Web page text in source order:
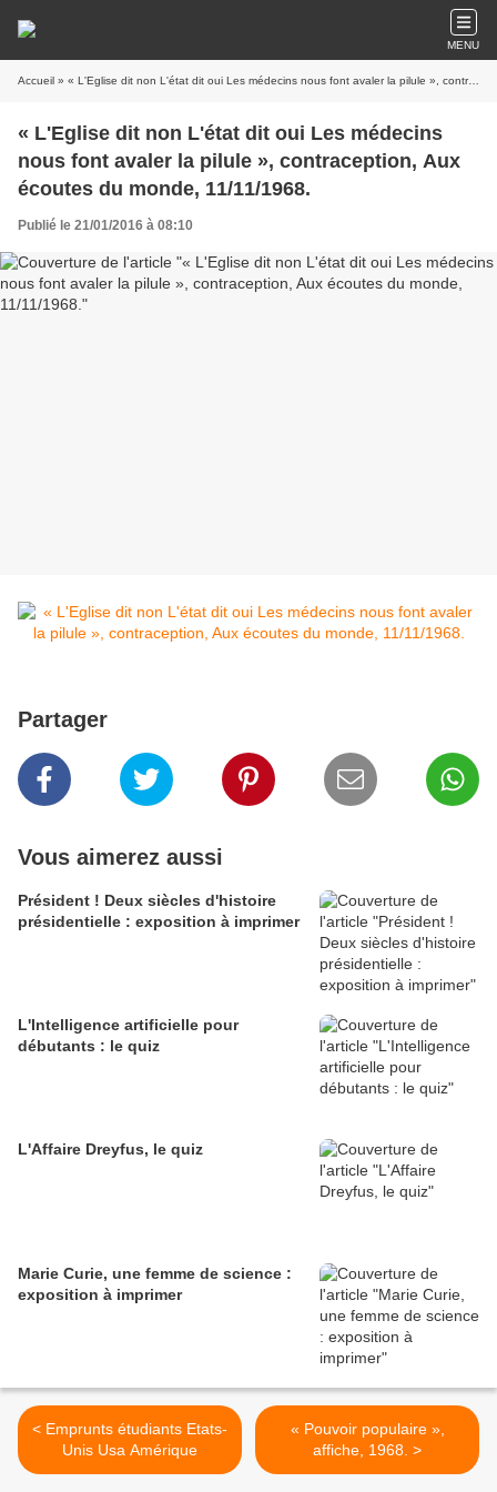
MENU
Accueil » « L'Eglise dit non L'état dit oui Les médecins nous font avaler la pilule », contraception, Aux écoutes du monde, 11/11/1968.
« L'Eglise dit non L'état dit oui Les médecins
nous font avaler la pilule », contraception, Aux
écoutes du monde, 11/11/1968.
Publié le 21/01/2016 à 08:10
Partager
Vous aimerez aussi
Président ! Deux siècles d'histoire
présidentielle : exposition à imprimer
L'Intelligence artificielle pour
débutants : le quiz
L'Affaire Dreyfus, le quiz
Marie Curie, une femme de science :
exposition à imprimer
< Emprunts étudiants Etats-
Unis Usa Amérique
« Pouvoir populaire »,
affiche, 1968. >